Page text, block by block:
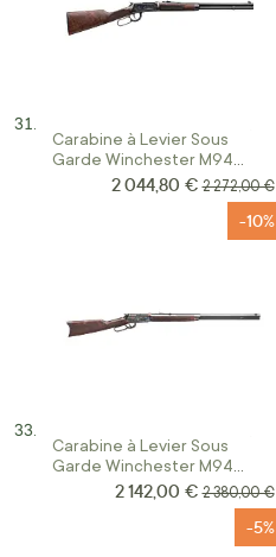
Carabine à Levier Sous
Garde Winchester M94
Deluxe Short Rifle Calibre
Prix Spécial
2 044,80 € Prix normal
2 272,00 €
Carabine à Levier Sous
Garde Winchester M94
Deluxe Sporting Rifle Calibre
-10%
Prix Spécial
2 142,00 € Prix normal
2 380,00 €
-5%